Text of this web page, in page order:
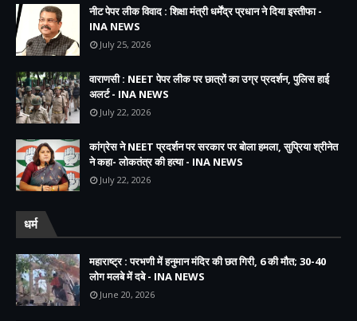
नीट पेपर लीक विवाद : शिक्षा मंत्री धर्मेंद्र प्रधान ने दिया इस्तीफा -
INA NEWS
July 25, 2026
वाराणसी : NEET पेपर लीक पर छात्रों का उग्र प्रदर्शन, पुलिस हाई
अलर्ट - INA NEWS
July 22, 2026
कांग्रेस ने NEET प्रदर्शन पर सरकार पर बोला हमला, सुप्रिया श्रीनेत
ने कहा- लोकतंत्र की हत्या - INA NEWS
July 22, 2026
धर्म
महाराष्ट्र : परभणी में हनुमान मंदिर की छत गिरी, 6 की मौत; 30-40
लोग मलबे में दबे - INA NEWS
June 20, 2026